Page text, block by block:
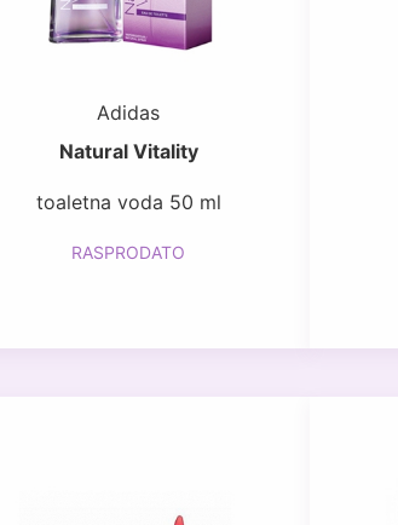
Adidas
Natural Vitality
toaletna voda 50 ml
RASPRODATO